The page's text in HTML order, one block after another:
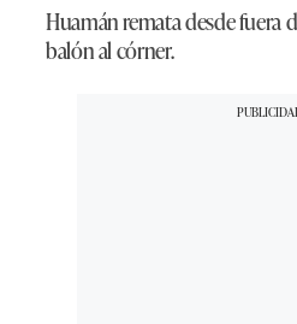
Huamán remata desde fuera
balón al córner.